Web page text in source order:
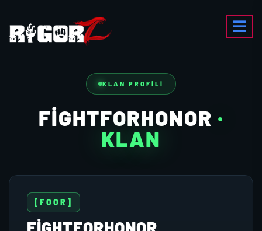
KLAN PROFILI
FIGHTFORHONOR ·
KLAN
[FOOR]